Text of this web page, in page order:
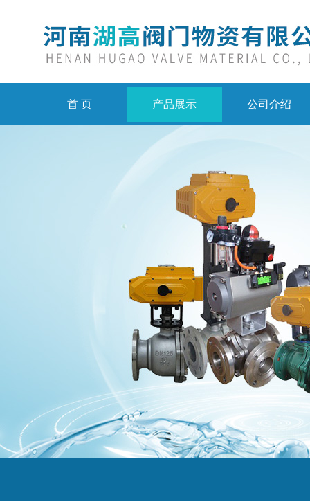
首 页 产品展示 公司介绍